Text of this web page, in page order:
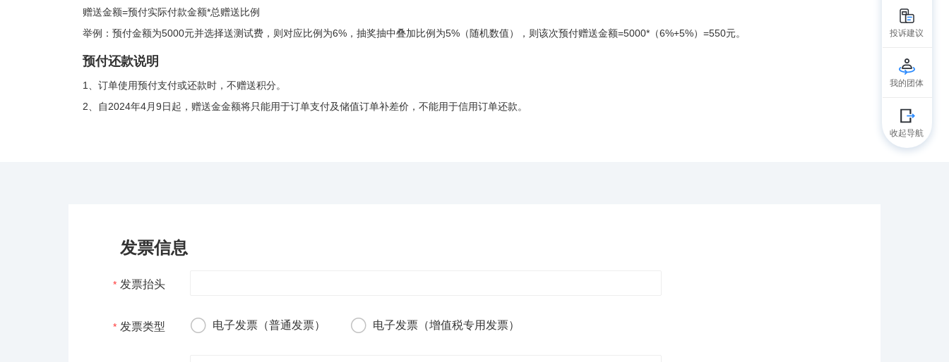
赠送金额=预付实际付款金额*总赠送比例
举例：预付金额为5000元并选择送测试费，则对应比例为6%，抽奖抽中叠加比例为5%（随机数值），则该次预付赠送金额=5000*（6%+5%）=550元。
预付还款说明
1、订单使用预付支付或还款时，不赠送积分。
2、自2024年4月9日起，赠送金金额将只能用于订单支付及储值订单补差价，不能用于信用订单还款。
发票信息
* 发票抬头
* 发票类型 电子发票（普通发票） 电子发票（增值税专用发票）
投诉建议
我的团体
收起导航